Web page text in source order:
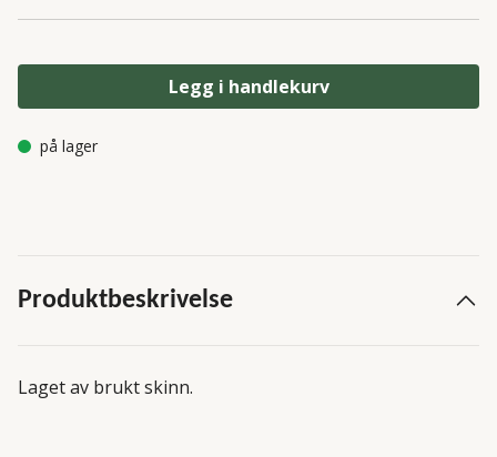
Legg i handlekurv
på lager
Produktbeskrivelse
Laget av brukt skinn.